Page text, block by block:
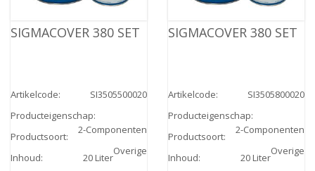
SIGMACOVER 380 SET
Artikelcode:
SI3505500020
Producteigenschap:
2-Componenten
Productsoort:
Overige
Inhoud:
20 Liter
SIGMACOVER 380 SET
Artikelcode:
SI3505800020
Producteigenschap:
2-Componenten
Productsoort:
Overige
Inhoud:
20 Liter